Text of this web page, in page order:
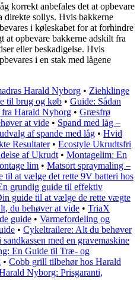
korrekt anbefales det at opbevare
sollys. Hvis bakkerne
i køleskabet for at forhindre
opbevare bakkerne adskilt fra
eller beskadigelse. Hvis
i en stak med lågene
Harald Nyborg • Ziehklinge
til brug og køb • Guide: Sådan
Harald Nyborg • Græsfrø
at vide • Spand med låg –
af spande med låg • Hvid
Resultater• Ecostyle Ukrudtsfri
af Ukrudt • Montagelim: En
lim • Matsort spraymaling –
til at vælge det rette 9V batteri hos
grundig guide til effektiv
guide til at vælge de rette vægte
du behøver at vide • TriaX
guide • Varmefordeling og
• Cykeltrailere: Alt du behøver
med en gravemaskine
En Guide til Træ- og
• Cobb grill tilbehør hos Harald
Nyborg: Prisgaranti,